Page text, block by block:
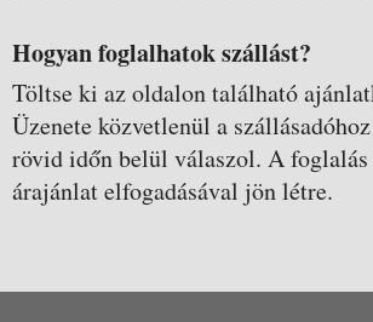
Hogyan foglalhatok szállást?
Töltse ki az oldalon található
Üzenete közvetlenül a
rövid időn belül válaszol. A foglalás
árajánlat elfogadásával jön létre.